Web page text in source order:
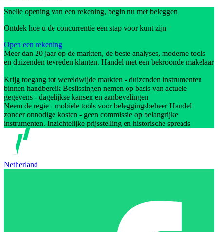
Snelle opening van een rekening, begin nu met beleggen
Ontdek hoe u de concurrentie een stap voor kunt zijn
Open een rekening
Meer dan 20 jaar op de markten, de beste analyses, moderne tools
en duizenden tevreden klanten. Handel met een bekroonde makelaar
Krijg toegang tot wereldwijde markten - duizenden instrumenten
binnen handbereik Beslissingen nemen op basis van actuele
gegevens - dagelijkse kansen en aanbevelingen
Neem de regie - mobiele tools voor beleggingsbeheer Handel
zonder onnodige kosten - geen commissie op belangrijke
instrumenten. Inzichtelijke prijsstelling en historische spreads
Netherland